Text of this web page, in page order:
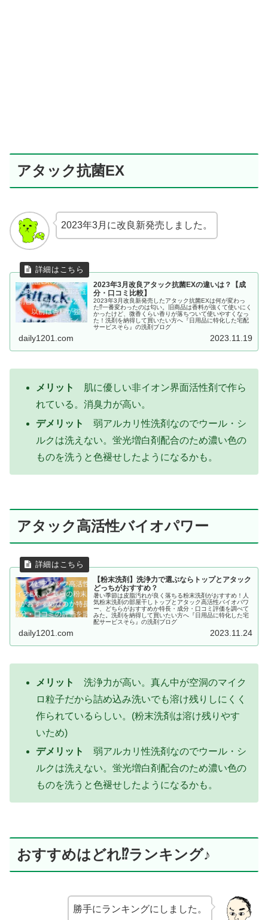
アタック抗菌EX
2023年3月に改良新発売しました。
2023年3月改良アタック抗菌EXの違いは？【成
分・口コミ比較】
2023年3月改良新発売したアタック抗菌EXは何が変わっ
た⁉一番変わったのは匂い。旧商品は香料が強くて使いにく
かったけど、微香くらい香りが落ちついて使いやすくなっ
た！洗剤を納得して買いたい方へ『日用品に特化した宅配
サービスそら』の洗剤ブログ
daily1201.com 2023.11.19
メリット
肌に優しい非イオン界面活性剤で作ら
れている。消臭力が高い。
デメリット
弱アルカリ性洗剤なのでウール・シ
ルクは洗えない。蛍光増白剤配合のため濃い色の
ものを洗うと色褪せしたようになるかも。
アタック高活性バイオパワー
【粉末洗剤】洗浄力で選ぶならトップとアタック
どっちがおすすめ？
暑い季節は皮脂汚れが良く落ちる粉末洗剤がおすすめ！人
気粉末洗剤の部屋干しトップとアタック高活性バイオパワ
ー、どちらがおすすめか特長・成分・口コミ評価を調べて
みた。洗剤を納得して買いたい方へ『日用品に特化した宅
配サービスそら』の洗剤ブログ
daily1201.com 2023.11.24
メリット
洗浄力が高い。真ん中が空洞のマイク
ロ粒子だから詰め込み洗いでも溶け残りしにくく
作られているらしい。(粉末洗剤は溶け残りやす
いため)
デメリット
弱アルカリ性洗剤なのでウール・シ
ルクは洗えない。蛍光増白剤配合のため濃い色の
ものを洗うと色褪せしたようになるかも。
おすすめはどれ⁉ランキング♪
勝手にランキングにしました。